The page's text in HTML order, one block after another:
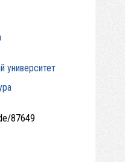
университет
87649